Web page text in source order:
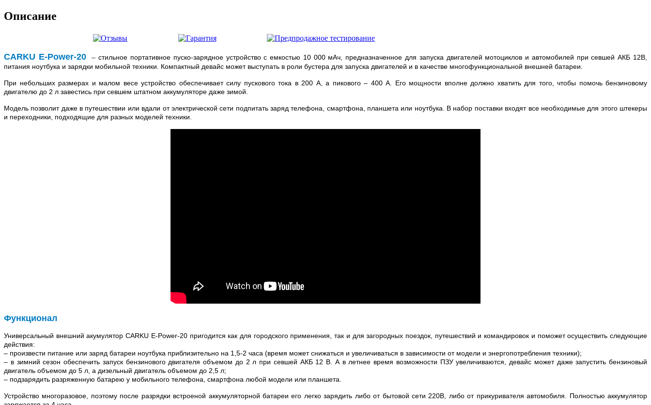
Описание
CARKU E-Power-20– стильное портативное пуско-зарядное устройство с емкостью 10 000 мАч, предназначенное для запуска двигателей мотоциклов и автомобилей при севшей АКБ 12В,
питания ноутбука и зарядки мобильной техники. Компактный девайс может выступать в роли бустера для запуска двигателей и в качестве многофункциональной внешней батареи.
При небольших размерах и малом весе устройство обеспечивает силу пускового тока в 200 А, а пикового – 400 А. Его мощности вполне должно хватить для того, чтобы помочь бензиновому
двигателю до 2 л завестись при севшем штатном аккумуляторе даже зимой.
Модель позволит даже в путешествии или вдали от электрической сети подпитать заряд телефона, смартфона, планшета или ноутбука. В набор поставки входят все необходимые для этого штекеры
и переходники, подходящие для разных моделей техники.
Функционал
Универсальный внешний акумулятор CARKU E-Power-20 пригодится как для городского применения, так и для загородных поездок, путешествий и командировок и поможет осуществить следующие
действия:
– произвести питание или заряд батареи ноутбука приблизительно на 1,5-2 часа (время может снижаться и увеличиваться в зависимости от модели и энергопотребления техники);
– в зимний сезон обеспечить запуск бензинового двигателя объемом до 2 л при севшей АКБ 12 В. А в летнее время возможности ПЗУ увеличиваются, девайс может даже запустить бензиновый
двигатель объемом до 5 л, а дизельный двигатель объемом до 2,5 л;
– подзарядить разряженную батарею у мобильного телефона, смартфона любой модели или планшета.
Устройство многоразовое, поэтому после разрядки встроеной аккумуляторной батареи его легко зарядить либо от бытовой сети 220В, либо от прикуривателя автомобиля. Полностью аккумулятор